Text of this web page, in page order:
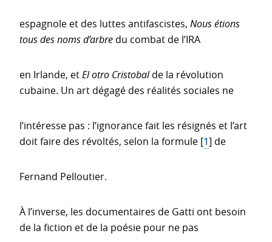
espagnole et des luttes antifascistes, Nous étions
tous des noms d’arbre du combat de l’IRA
en Irlande, etEl otro Cristobalde la révolution
cubaine. Un art dégagé des réalités sociales ne
l’intéresse pas : l’ignorance fait les résignés et l’art
doit faire des révoltés, selon la formule [1] de
Fernand Pelloutier.
À l’inverse, les documentaires de Gatti ont besoin
de la fiction et de la poésie pour ne pas